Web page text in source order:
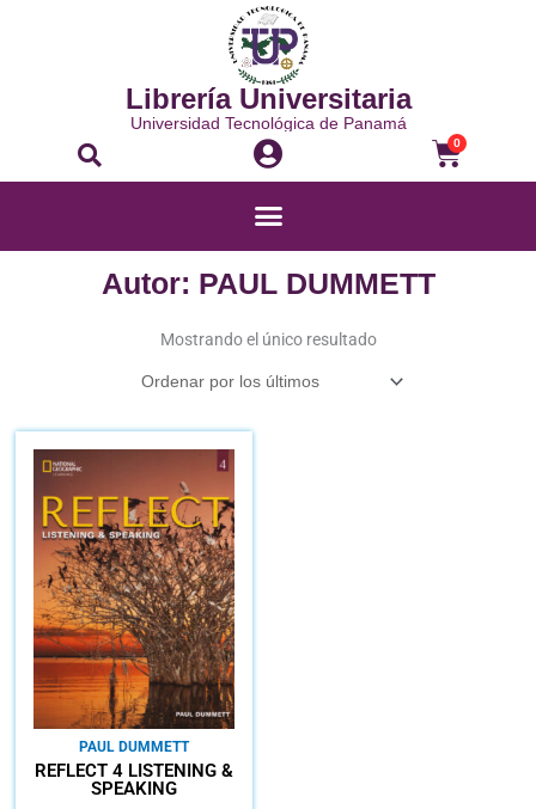
Librería Universitaria
Universidad Tecnológica de Panamá
Buscar 0
Carrito
Menú
Autor: PAUL DUMMETT
Mostrando el único resultado
PAUL DUMMETT
REFLECT 4 LISTENING &
SPEAKING